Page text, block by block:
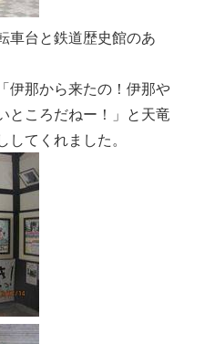
車台と鉄道歴史館のあ
伊那から来たの！伊那や
ところだねー！」と天竜
してくれました。